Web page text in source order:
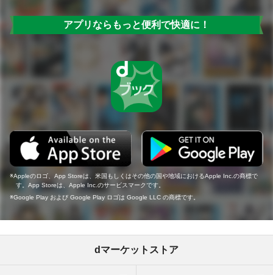
アプリならもっと便利で快適に！
Appleのロゴ、App Storeは、米国もしくはその他の国や地域におけるApple Inc.の商標で
す。App Storeは、Apple Inc.のサービスマークです。
Google Play および Google Play ロゴは Google LLC の商標です。
dマーケットストア